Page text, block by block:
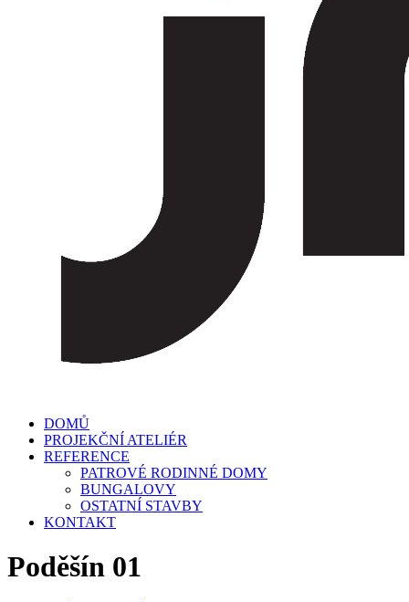
DOMŮ
PROJEKČNÍ ATELIÉR
REFERENCE
PATROVÉ RODINNÉ DOMY
BUNGALOVY
OSTATNÍ STAVBY
KONTAKT
Poděšín 01